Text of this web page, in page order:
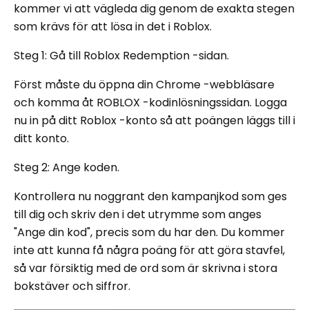
kommer vi att vägleda dig genom de exakta stegen
som krävs för att lösa in det i Roblox.
Steg 1: Gå till Roblox Redemption -sidan.
Först måste du öppna din Chrome -webbläsare
och komma åt ROBLOX -kodinlösningssidan. Logga
nu in på ditt Roblox -konto så att poängen läggs till i
ditt konto.
Steg 2: Ange koden.
Kontrollera nu noggrant den kampanjkod som ges
till dig och skriv den i det utrymme som anges
"Ange din kod", precis som du har den. Du kommer
inte att kunna få några poäng för att göra stavfel,
så var försiktig med de ord som är skrivna i stora
bokstäver och siffror.